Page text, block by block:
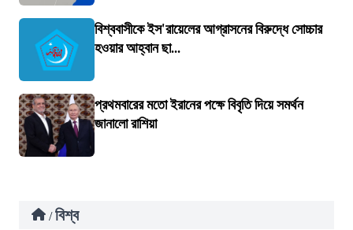
বিশ্ববাসীকে ইস'রায়েলের আগ্রাসনের বিরুদ্ধে সোচ্চার
হওয়ার আহ্বান ছা...
প্রথমবারের মতো ইরানের পক্ষে বিবৃতি দিয়ে সমর্থন
জানালো রাশিয়া
/ বিশ্ব